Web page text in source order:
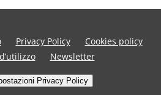
Privacy Policy
Cookies policy
Newsletter
Privacy Policy